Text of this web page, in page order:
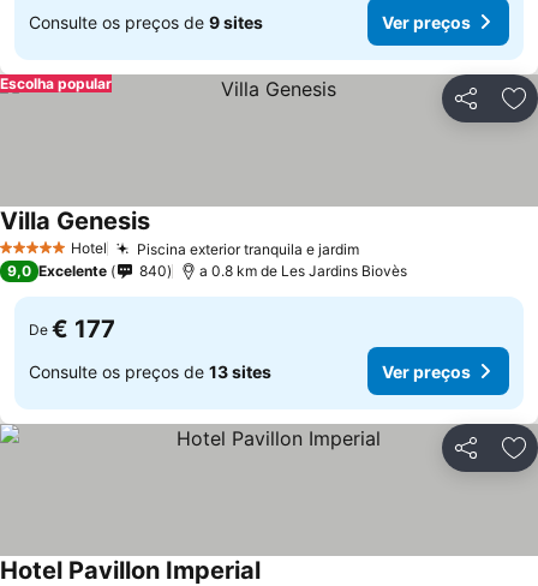
Consulte os preços de 9 sites Ver preços
Partilhar
Escolha popular
5 Estrelas Hotel Piscina exterior tranquila e jardim
Villa Genesis
9,0 Excelente 840 a 0.8 km de Les Jardins Biovès
De € 177
Consulte os preços de 13 sites Ver preços
Partilhar
Hotel Pavillon Imperial